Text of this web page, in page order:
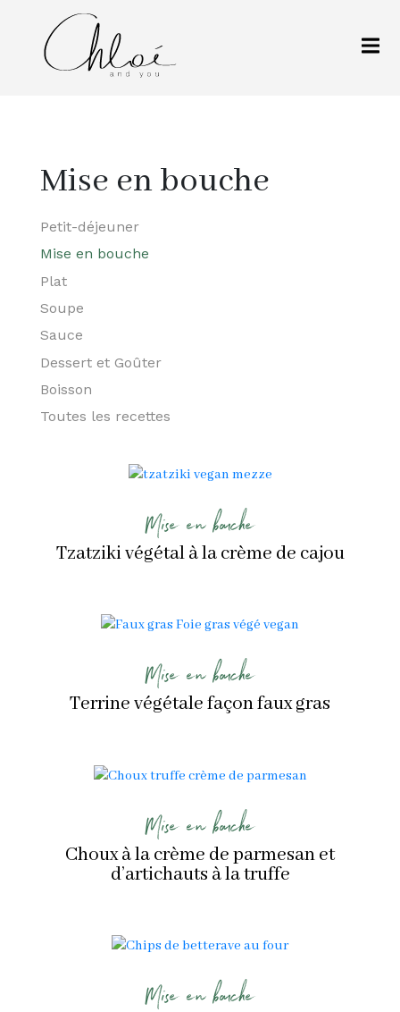
Mise en bouche
Petit-déjeuner
Mise en bouche
Plat
Soupe
Sauce
Dessert et Goûter
Boisson
Toutes les recettes
Mise en bouche
Tzatziki végétal à la crème de cajou
Mise en bouche
Terrine végétale façon faux gras
Mise en bouche
Choux à la crème de parmesan et
d’artichauts à la truffe
Mise en bouche